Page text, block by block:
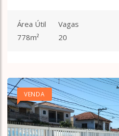
Área Útil
778m²
Vagas
20
VENDA